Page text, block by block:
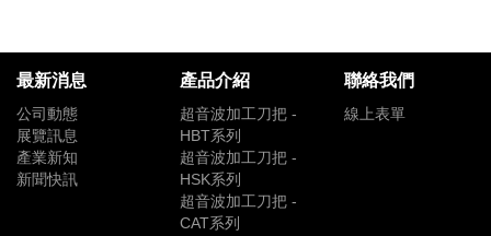
最新消息
公司動態
展覽訊息
產業新知
新聞快訊
產品介紹
超音波加工刀把 -
HBT系列
超音波加工刀把 -
HSK系列
超音波加工刀把 -
CAT系列
聯絡我們
線上表單